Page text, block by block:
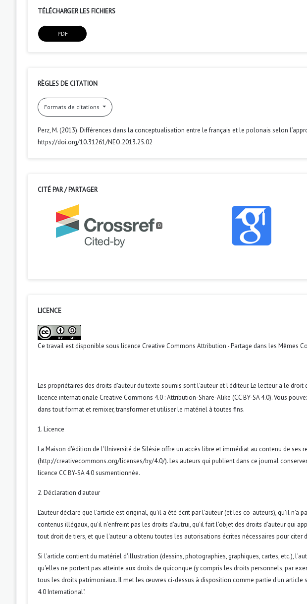
TÉLÉCHARGER LES FICHIERS
PDF
RÈGLES DE CITATION
Formats de citations
Perz, M. (2013). Différences dans la conceptualisation entre le français et le polonais selon
https://doi.org/10.31261/NEO.2013.25.02
CITÉ PAR / PARTAGER
0
LICENCE
Ce travail est disponible sous licence Creative Commons Attribution - Partage dans les Mêmes
Les propriétaires des droits d'auteur du texte soumis sont l'auteur et l'éditeur. Le lecteur a le
licence internationale Creative Commons 4.0 : Attribution-Share-Alike (CC BY-SA 4.0). Vous
dans tout format et remixer, transformer et utiliser le matériel à toutes fins.
1. Licence
La Maison d'édition de l'Université de Silésie offre un accès libre et immédiat au contenu de ses
(http://creativecommons.org/licenses/by/4.0/). Les auteurs qui publient dans ce journal
licence CC BY-SA 4.0 susmentionnée.
2. Déclaration d'auteur
L'auteur déclare que l'article est original, qu'il a été écrit par l'auteur (et les co-auteurs), qu'il n'a
contenus illégaux, qu'il n'enfreint pas les droits d'autrui, qu'il fait l'objet des droits d’auteur qui
tout droit de tiers, et que l'auteur a obtenu toutes les autorisations écrites nécessaires pour citer
Si l'article contient du matériel d'illustration (dessins, photographies, graphiques, cartes, etc.),
qu'elles ne portent pas atteinte aux droits de quiconque (y compris les droits personnels, par
tous les droits patrimoniaux. Il met les œuvres ci-dessus à disposition comme partie d'un article
4.0 International".